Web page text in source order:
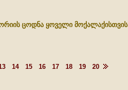
ცოდნა ყოველი მოქალაქისთვის
14 15 16 17 18 19 20